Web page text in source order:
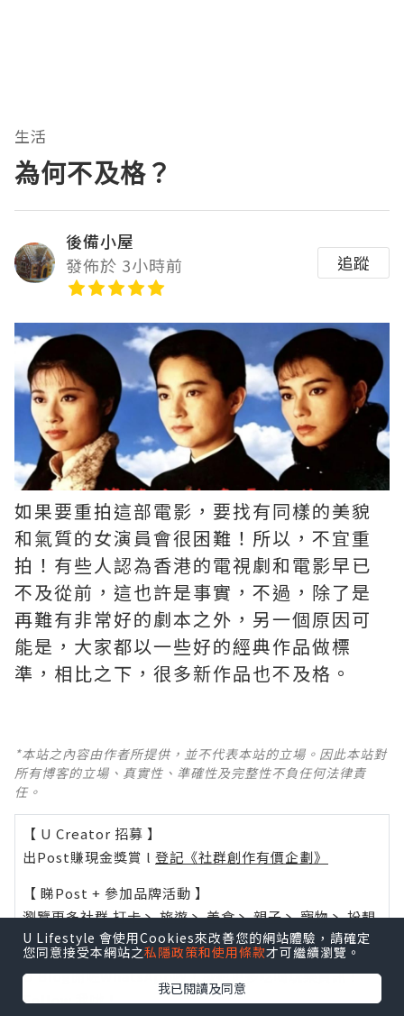
生活
為何不及格？
後備小屋
發佈於 3小時前
追蹤
如果要重拍這部電影，要找有同樣的美貌
和氣質的女演員會很困難！所以，不宜重
拍！有些人認為香港的電視劇和電影早已
不及從前，這也許是事實，不過，除了是
再難有非常好的劇本之外，另一個原因可
能是，大家都以一些好的經典作品做標
準，相比之下，很多新作品也不及格。 ​​​
*本站之內容由作者所提供，並不代表本站的立場。因此本站對
所有博客的立場、真實性、準確性及完整性不負任何法律責
任。
【 U Creator 招募 】
出Post賺現金獎賞 l 登記《社群創作有價企劃》
【 睇Post + 參加品牌活動 】
瀏覽更多社群打卡丶旅遊丶美食丶親子丶寵物丶扮靚
攻略及活動情報
U Blog開咗WhatsApp啦！發掘更多吃喝玩樂資訊！
Follow 我哋！
U Lifestyle 會使用Cookies來改善您的網站體驗，請確定
您同意接受本網站之私隱政策和使用條款才可繼續瀏覽。
我已閱讀及同意